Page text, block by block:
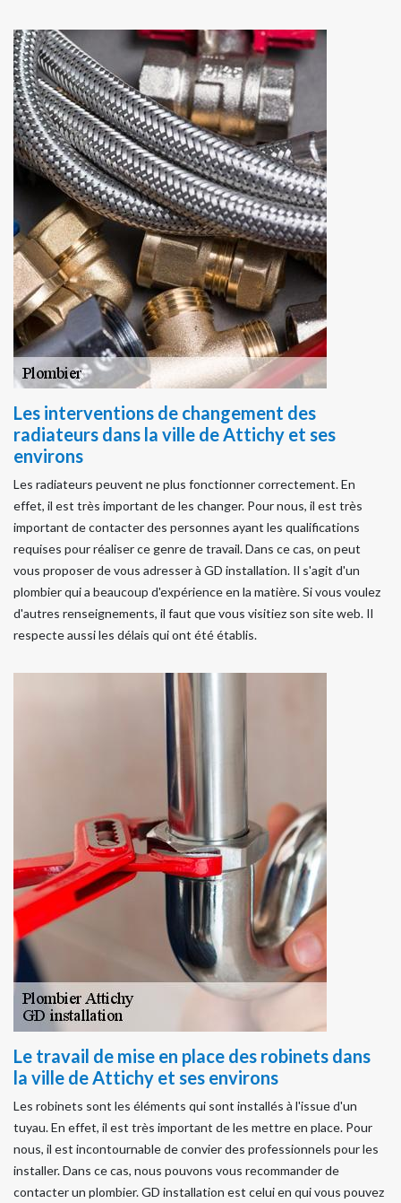
Les interventions de changement des
radiateurs dans la ville de Attichy et ses
environs
Les radiateurs peuvent ne plus fonctionner correctement. En
effet, il est très important de les changer. Pour nous, il est très
important de contacter des personnes ayant les qualifications
requises pour réaliser ce genre de travail. Dans ce cas, on peut
vous proposer de vous adresser à GD installation. Il s'agit d'un
plombier qui a beaucoup d'expérience en la matière. Si vous voulez
d'autres renseignements, il faut que vous visitiez son site web. Il
respecte aussi les délais qui ont été établis.
Le travail de mise en place des robinets dans
la ville de Attichy et ses environs
Les robinets sont les éléments qui sont installés à l'issue d'un
tuyau. En effet, il est très important de les mettre en place. Pour
nous, il est incontournable de convier des professionnels pour les
installer. Dans ce cas, nous pouvons vous recommander de
contacter un plombier. GD installation est celui en qui vous pouvez